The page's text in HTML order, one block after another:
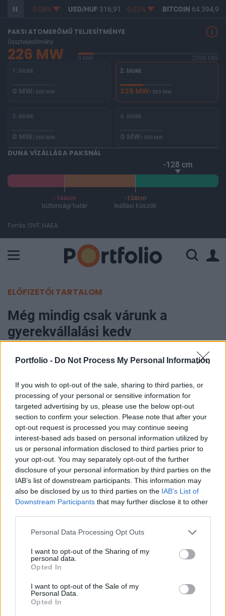
Portfolio - Do Not Process My Personal Information
If you wish to opt-out of the sale, sharing to third parties, or
processing of your personal or sensitive information for
targeted advertising by us, please use the below opt-out
section to confirm your selection. Please note that after your
opt-out request is processed you may continue seeing
interest-based ads based on personal information utilized by
us or personal information disclosed to third parties prior to
your opt-out. You may separately opt-out of the further
disclosure of your personal information by third parties on the
IAB’s list of downstream participants. This information may
also be disclosed by us to third parties on the IAB’s List of
Downstream Participants that may further disclose it to other
Personal Data Processing Opt Outs
I want to opt-out of the Sharing of my
personal data.
Opted In
I want to opt-out of the Sale of my
Personal Data.
Opted In
365,12 -0,08% USD/HUF316,91 -0,02% BITCOIN64 394,92
PAKSI ATOMERŐMŰ TELJESÍTMÉNYE
Összteljesítmény
226 MW 0 MW
2000 MW
1. blokk
0 MW/ 500 MW
2. blokk
226 MW/ 500 MW
3. blokk
0 MW/ 500 MW
4. blokk
0 MW/ 500 MW
DUNA VÍZÁLLÁSA PAKSNÁL
-128 cm
-144cm
biztonsági határ
-134cm
leállási küszöb
Forrás: OVF, HAEA
ELŐFIZETŐI TARTALOM
Még mindig csak várunk a
gyerekvállalási kedv
2013. november 18. 09:55
Az előzetes adatok szerint 2013 első kilenc
hónapjában 66 028 gyermek született, 3,0
százalékkal kevesebb, mint egy évvel korábban -
jelentette a KSH. A 94 265 halálozás 3,4
százalékos csökkenést jelent a 2012. január-
szeptemberi időszakhoz képest. A természetes
fogyás 28 237 fő volt, 1248-cal kevesebb az egy
évvel korábbinál.
a gyerekvállalási kedv mindeddig nem élénkült. Ahogy az
alábbi ábrán látszik, az alapvető tendenciák inkább a
válsághoz, mintsem a gazdaságpolitikai lépésekhez
köthetők. Eszerint a 2000-es években egy igen lassú
emelkedés volt tapasztalható, a válság viszont 2010
közepén durván visszavetette a születések...